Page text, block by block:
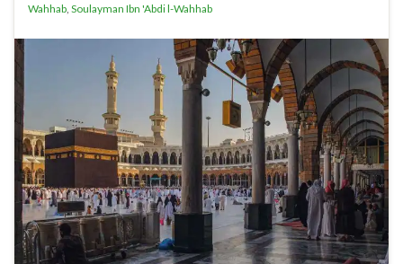
Wahhab Soulayman Ibn 'Abdi l-Wahhab